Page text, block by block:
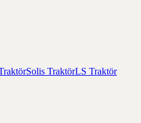
Solis TraktörLS Traktör